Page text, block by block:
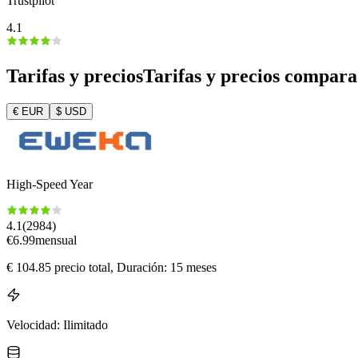
4.1
Tarifas y preciosTarifas y precios
€ EUR $ USD
High-Speed Year
4.1(2984)
€6.99mensual
€ 104.85 precio total, Duración: 15 meses
Velocidad: Ilimitado